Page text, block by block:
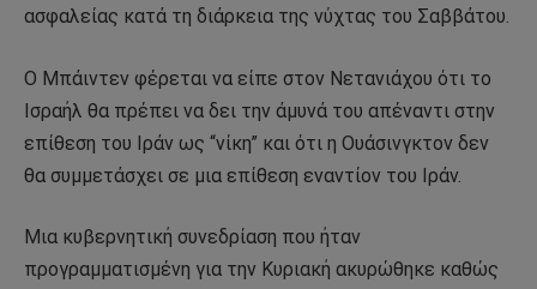
ασφαλείας κατά τη διάρκεια της νύχτας του Σαββάτου.
Ο Μπάιντεν φέρεται να είπε στον Νετανιάχου ότι το
Ισραήλ θα πρέπει να δει την άμυνά του απέναντι στην
επίθεση του Ιράν ως “νίκη” και ότι η Ουάσινγκτον δεν
θα συμμετάσχει σε μια επίθεση εναντίον του Ιράν.
Μια κυβερνητική συνεδρίαση που ήταν
προγραμματισμένη για την Κυριακή ακυρώθηκε καθώς